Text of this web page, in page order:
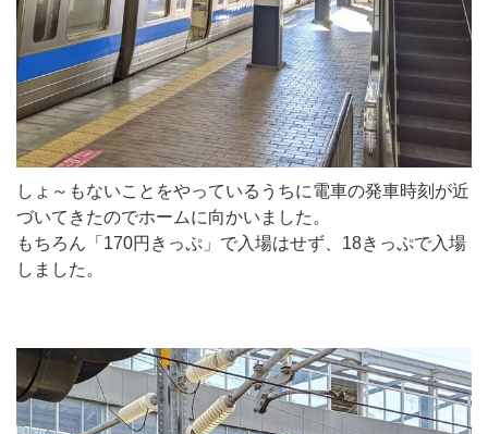
しょ～もないことをやっているうちに電車の発車時刻が近
づいてきたのでホームに向かいました。
もちろん「170円きっぷ」で入場はせず、18きっぷで入場
しました。